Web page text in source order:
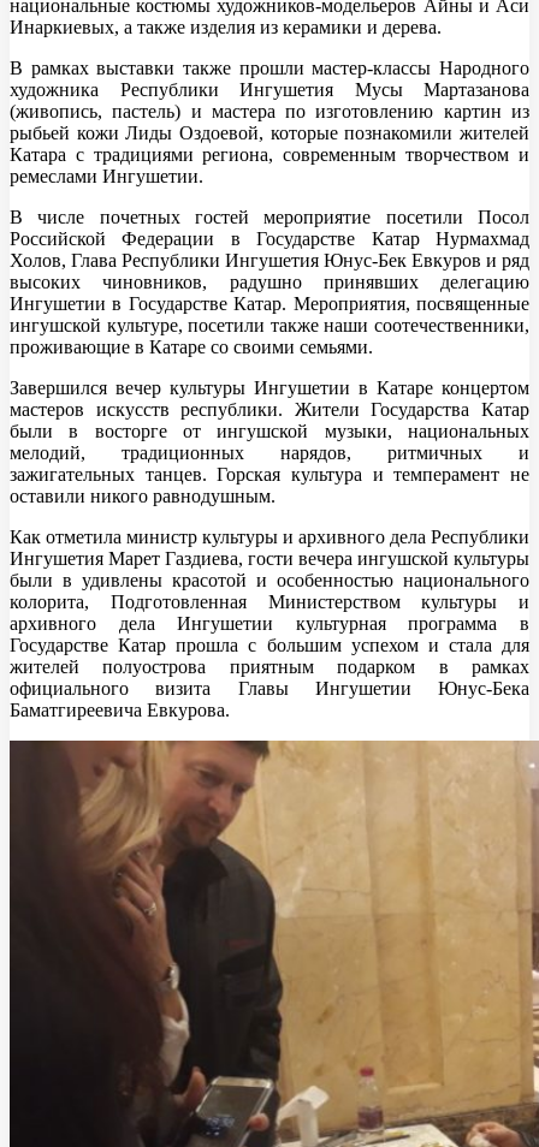
национальные костюмы художников-модельеров Айны и Аси
Инаркиевых, а также изделия из керамики и дерева.
В рамках выставки также прошли мастер-классы Народного
художника Республики Ингушетия Мусы Мартазанова
(живопись, пастель) и мастера по изготовлению картин из
рыбьей кожи Лиды Оздоевой, которые познакомили жителей
Катара с традициями региона, современным творчеством и
ремеслами Ингушетии.
В числе почетных гостей мероприятие посетили Посол
Российской Федерации в Государстве Катар Нурмахмад
Холов, Глава Республики Ингушетия Юнус-Бек Евкуров и ряд
высоких чиновников, радушно принявших делегацию
Ингушетии в Государстве Катар. Мероприятия, посвященные
ингушской культуре, посетили также наши соотечественники,
проживающие в Катаре со своими семьями.
Завершился вечер культуры Ингушетии в Катаре концертом
мастеров искусств республики. Жители Государства Катар
были в восторге от ингушской музыки, национальных
мелодий, традиционных нарядов, ритмичных и
зажигательных танцев. Горская культура и темперамент не
оставили никого равнодушным.
Как отметила министр культуры и архивного дела Республики
Ингушетия Марет Газдиева, гости вечера ингушской культуры
были в удивлены красотой и особенностью национального
колорита, Подготовленная Министерством культуры и
архивного дела Ингушетии культурная программа в
Государстве Катар прошла с большим успехом и стала для
жителей полуострова приятным подарком в рамках
официального визита Главы Ингушетии Юнус-Бека
Баматгиреевича Евкурова.